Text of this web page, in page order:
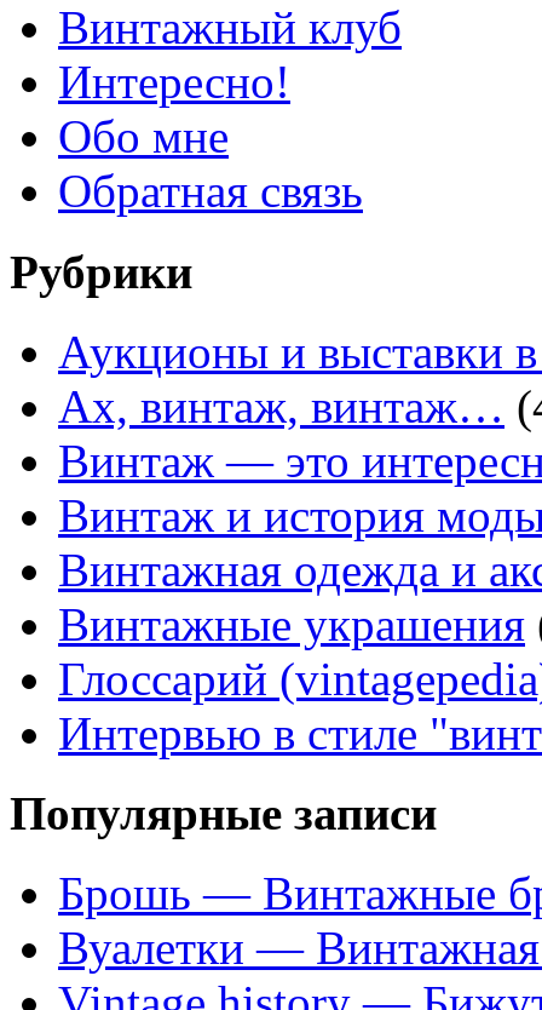
Винтажный клуб
Интересно!
Обо мне
Обратная связь
Рубрики
Аукционы и выставки
Ах, винтаж, винтаж…
Винтаж — это
Винтаж и история
Винтажная одежда и
Винтажные украшения
Глоссарий
Интервью в стиле
Популярные записи
Брошь — Винтажные
Вуалетки — Винтажная